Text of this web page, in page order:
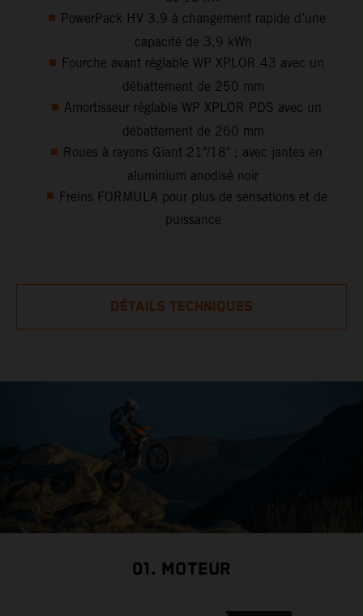
PowerPack HV 3.9 à changement rapide d’une
capacité de 3,9 kWh
Fourche avant réglable WP XPLOR 43 avec un
débattement de 250 mm
Amortisseur réglable WP XPLOR PDS avec un
débattement de 260 mm
Roues à rayons Giant 21"/18" ; avec jantes en
aluminium anodisé noir
Freins FORMULA pour plus de sensations et de
puissance
DÉTAILS TECHNIQUES
01. MOTEUR